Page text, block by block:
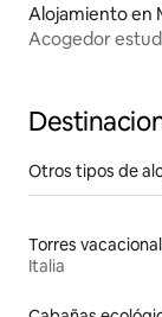
Alojamiento en
Acogedor
Otros tipos de
Torres
Italia